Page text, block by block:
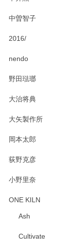
中曽智子
2016/
nendo
野田琺瑯
大治将典
大矢製作所
岡本太郎
荻野克彦
小野里奈
ONE KILN
Ash
Cultivate